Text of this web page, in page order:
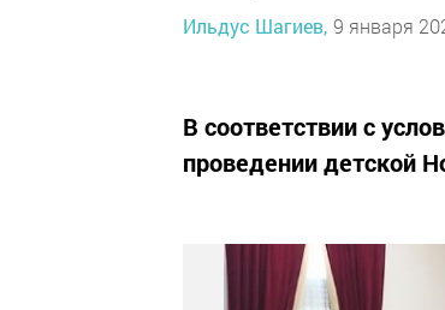
Ильдус Шагиев, 9 января
В соответствии с
проведении детской